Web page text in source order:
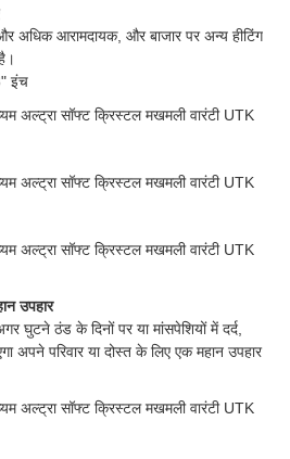
अधिक आरामदायक, और बाजार पर अन्य हीटिंग
इंच
उपहार
घुटने ठंड के दिनों पर या मांसपेशियों में दर्द,
अपने परिवार या दोस्त के लिए एक महान उपहार